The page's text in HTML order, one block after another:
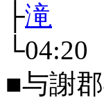
├滝
■与謝